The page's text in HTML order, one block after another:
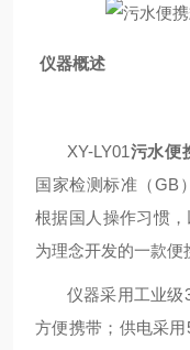
仪器概述
XY-LY01污水便
国家检测标准（GB
根据国人操作习惯
为理念开发的一款便
仪器采用工业级
方便携带；供电采